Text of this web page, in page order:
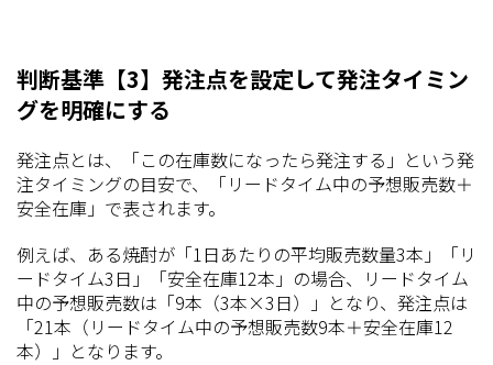
判断基準【3】発注点を設定して発注タイミン
グを明確にする
発注点とは、「この在庫数になったら発注する」という発
注タイミングの目安で、「リードタイム中の予想販売数＋
安全在庫」で表されます。
例えば、ある焼酎が「1日あたりの平均販売数量3本」「リ
ードタイム3日」「安全在庫12本」の場合、リードタイム
中の予想販売数は「9本（3本×3日）」となり、発注点は
「21本（リードタイム中の予想販売数9本＋安全在庫12
本）」となります。